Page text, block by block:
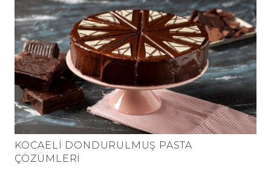
KOCAELI DONDURULMUŞ PASTA
ÇÖZÜMLERI